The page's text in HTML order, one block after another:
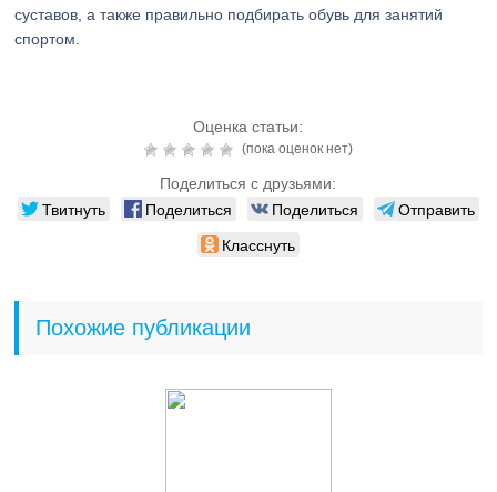
суставов, а также правильно подбирать обувь для занятий
спортом.
Оценка статьи:
(пока оценок нет)
Поделиться с друзьями:
Твитнуть Поделиться Поделиться
Отправить
Класснуть
Похожие публикации